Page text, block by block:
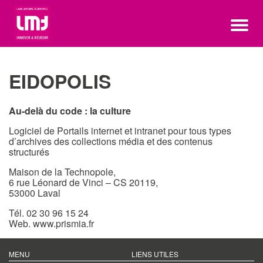
EIDOPOLIS
Au-delà du code : la culture
Logiciel de Portails internet et intranet pour tous types
d’archives des collections média et des contenus
structurés
Maison de la Technopole,
6 rue Léonard de Vinci – CS 20119,
53000 Laval
Tél. 02 30 96 15 24
Web. www.prismia.fr
MENU LIENS UTILES